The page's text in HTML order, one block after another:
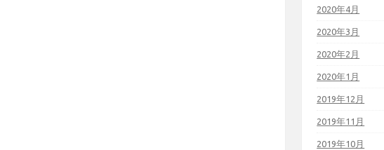
2020年4月
2020年3月
2020年2月
2020年1月
2019年12月
2019年11月
2019年10月